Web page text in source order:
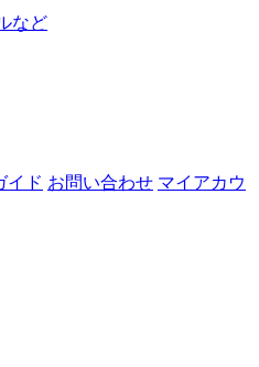
など
イド お問い合わせ マイアカウ